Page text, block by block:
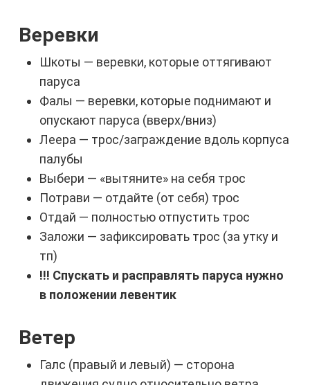
Веревки
Шкоты — веревки, которые оттягивают
паруса
Фалы — веревки, которые поднимают и
опускают паруса (вверх/вниз)
Леера — трос/заграждение вдоль корпуса
палубы
Выбери — «вытяните» на себя трос
Потрави — отдайте (от себя) трос
Отдай — полностью отпустить трос
Заложи — зафиксировать трос (за утку и
тп)
!!! Спускать и расправлять паруса нужно
в положении левентик
Ветер
Галс (правый и левый) — сторона